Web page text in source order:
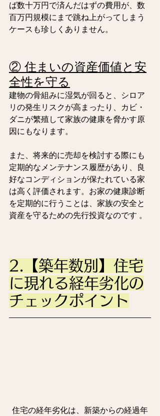
ば数十万円で済んだはずの費用が、数
百万円規模にまで跳ね上がってしまう
ケースも珍しくありません。
② 住まいの資産価値と安
全性を守る
建物の骨組みに湿気が回ると、シロア
リの発生リスクが高まったり、カビ・
ダニが繁殖して家族の健康を脅かす原
因にもなります。
また、将来的に売却を検討する際にも
定期的なメンテナンス履歴があり、良
好なコンディションが保たれている家
は高く評価されます。お家の健康診断
を定期的に行うことは、家族の安全と
資産を守るための先行投資なのです 。
2.【築年数別】住宅
に現れる経年劣化の
チェックポイント
住宅の経年劣化は、新築からの経過年